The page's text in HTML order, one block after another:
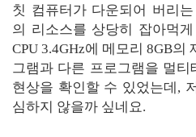
칫 컴퓨터가 다운되어 버리
의 리소스를 상당히 잡아먹
CPU 3.4GHz에 메모리 8GB의
그램과 다른 프로그램을 멀
현상을 확인할 수 있었는데,
심하지 않을까 싶네요.